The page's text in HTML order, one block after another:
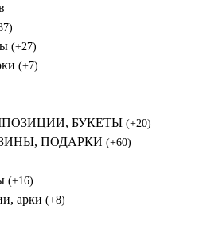
(+27)
(+7)
БУКЕТЫ (+20)
ПОДАРКИ (+60)
(+16)
арки (+8)